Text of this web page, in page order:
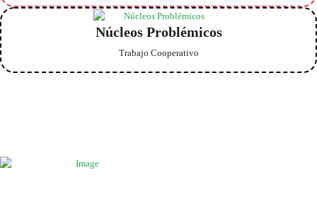
Núcleos Problémicos
Trabajo Cooperativo